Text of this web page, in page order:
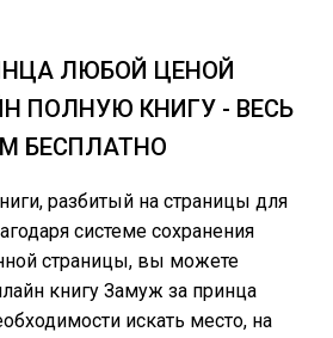
ЛЮБОЙ ЦЕНОЙ
ПОЛНУЮ КНИГУ - ВЕСЬ
БЕСПЛАТНО
разбитый на страницы для
системе сохранения
страницы, вы можете
книгу Замуж за принца
искать место, на